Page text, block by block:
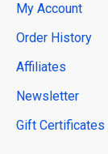
My Account
Order History
Affiliates
Newsletter
Gift Certificates